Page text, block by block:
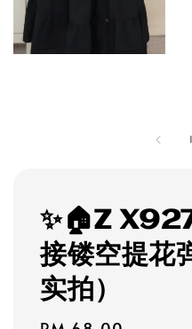
1
✨🏠Z
接镂空提花
实拍）